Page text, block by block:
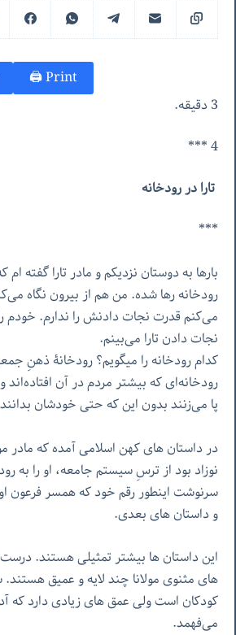
Print 🖨
3 دقیقه.
4 ***
تارا در رودخانه
***
بارها به دوستان نزدیکم و مادر تارا گفته ام
رودخانه رها شده. من هم از بیرون نگاه
می‌کنم قدرت نجات دادنش را ندارم. خودم را
نجات دادن تارا می‌بینم.
کدام رودخانه را میگویم؟ رودخانۀ ذهنِ
رودخانه‌ای که بیشتر مردم در آن
پا می‌زنند بدون این که حتی خودشان
در داستان های کهن اسلامی آمده که مادر
نوزاد بود از ترسِ سیستم جامعه، او را به
سرنوشت اینطور رقم خود که همسر فرعون
و داستان های بعدی.
این داستان ها بیشتر تمثیلی هستند.
های مثنوی مولانا چند لایه و عمیق
کودکان است ولی عمق های زیادی دارد که
می‌فهمد.